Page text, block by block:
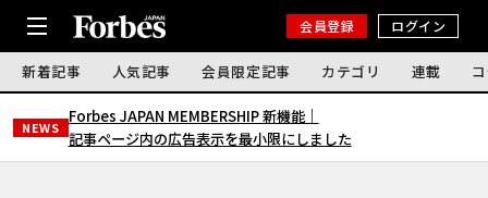
会員登録 ログイン
新着記事 人気記事 会員限定記事 カテゴリ 連載
NEWS
Forbes JAPAN MEMBERSHIP 新機能｜
記事ページ内の広告表示を最小限にしました